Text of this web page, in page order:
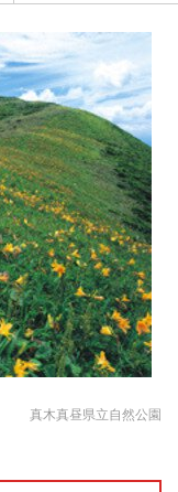
真木真昼県立自然公園